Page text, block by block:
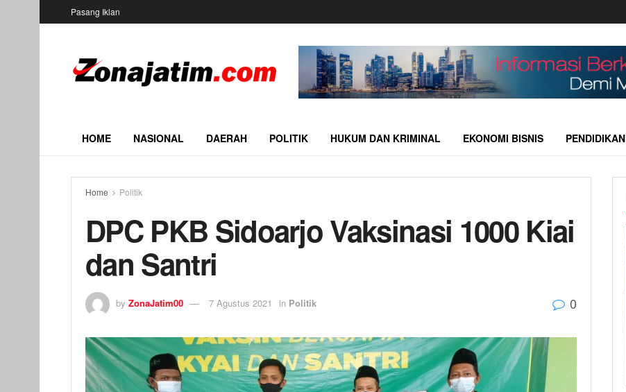
Pasang Iklan
HOME NASIONAL DAERAH POLITIK HUKUM DAN KRIMINAL EKONOMI BISNIS PENDIDIKAN
Home Politik
DPC PKB Sidoarjo Vaksinasi 1000 Kiai
dan Santri
by ZonaJatim00 7 Agustus 2021 in Politik 0